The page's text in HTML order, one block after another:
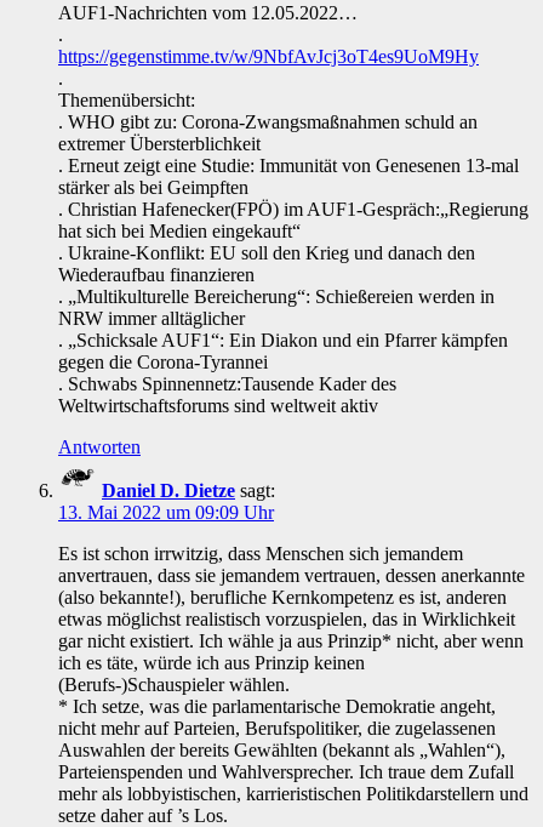
AUF1-Nachrichten vom 12.05.2022…
.
https://gegenstimme.tv/w/9NbfAvJcj3oT4es9UoM9Hy
.
Themenübersicht:
. WHO gibt zu: Corona-Zwangsmaßnahmen schuld an
extremer Übersterblichkeit
. Erneut zeigt eine Studie: Immunität von Genesenen 13-mal
stärker als bei Geimpften
. Christian Hafenecker(FPÖ) im AUF1-Gespräch:„Regierung
hat sich bei Medien eingekauft“
. Ukraine-Konflikt: EU soll den Krieg und danach den
Wiederaufbau finanzieren
. „Multikulturelle Bereicherung“: Schießereien werden in
NRW immer alltäglicher
. „Schicksale AUF1“: Ein Diakon und ein Pfarrer kämpfen
gegen die Corona-Tyrannei
. Schwabs Spinnennetz:Tausende Kader des
Weltwirtschaftsforums sind weltweit aktiv
Antworten
Daniel D. Dietze sagt:
13. Mai 2022 um 09:09 Uhr
Es ist schon irrwitzig, dass Menschen sich jemandem
anvertrauen, dass sie jemandem vertrauen, dessen anerkannte
(also bekannte!), berufliche Kernkompetenz es ist, anderen
etwas möglichst realistisch vorzuspielen, das in Wirklichkeit
gar nicht existiert. Ich wähle ja aus Prinzip* nicht, aber wenn
ich es täte, würde ich aus Prinzip keinen
(Berufs-)Schauspieler wählen.
* Ich setze, was die parlamentarische Demokratie angeht,
nicht mehr auf Parteien, Berufspolitiker, die zugelassenen
Auswahlen der bereits Gewählten (bekannt als „Wahlen“),
Parteienspenden und Wahlversprecher. Ich traue dem Zufall
mehr als lobbyistischen, karrieristischen Politikdarstellern und
setze daher auf ’s Los.